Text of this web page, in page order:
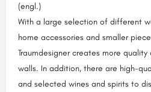
(engl.)
With a large selection of different
home accessories and smaller
Traumdesigner creates more
walls. In addition, there are high-
and selected wines and spirits to